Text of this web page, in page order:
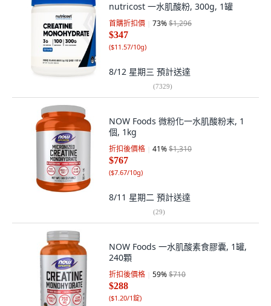
nutricost 一水肌酸粉, 300g, 1罐
首購折扣價 73%$1,296
$347
($11.57/10g)
8/12 星期三 預計送達
(7329)
NOW Foods 微粉化一水肌酸粉末, 1
個, 1kg
折扣後價格 41%$1,310
$767
($7.67/10g)
8/11 星期二 預計送達
(29)
NOW Foods 一水肌酸素食膠囊, 1罐,
240顆
折扣後價格 59%$710
$288
($1.20/1錠)